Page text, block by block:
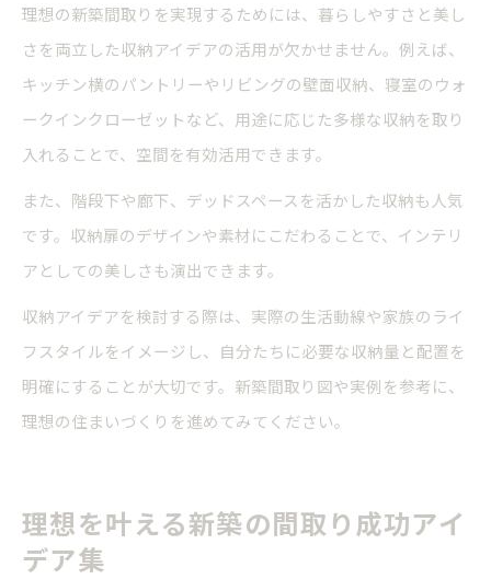
理想の新築間取りを実現するためには、暮らしやすさと美し
さを両立した収納アイデアの活用が欠かせません。例えば、
キッチン横のパントリーやリビングの壁面収納、寝室のウォ
ークインクローゼットなど、用途に応じた多様な収納を取り
入れることで、空間を有効活用できます。
また、階段下や廊下、デッドスペースを活かした収納も人気
です。収納扉のデザインや素材にこだわることで、インテリ
アとしての美しさも演出できます。
収納アイデアを検討する際は、実際の生活動線や家族のライ
フスタイルをイメージし、自分たちに必要な収納量と配置を
明確にすることが大切です。新築間取り図や実例を参考に、
理想の住まいづくりを進めてみてください。
理想を叶える新築の間取り成功アイ
デア集